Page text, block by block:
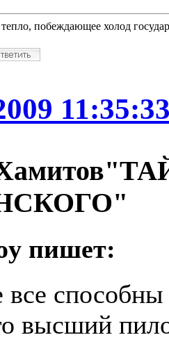
побеждающее холод
пишет:
все
высший